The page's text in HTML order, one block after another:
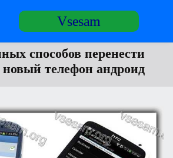
Vsesam
способов перенести
телефон андроид